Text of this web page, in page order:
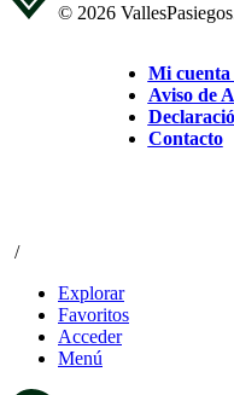
© 2026
Mi cuenta
Aviso de
Contacto
/
Explorar
Favoritos
Acceder
Menú